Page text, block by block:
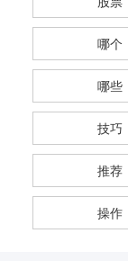
哪个
哪些
技巧
推荐
操作